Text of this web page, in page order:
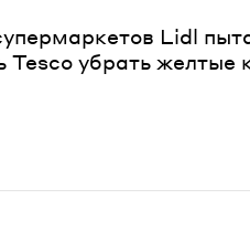
Lidl
Tesco убрать желтые